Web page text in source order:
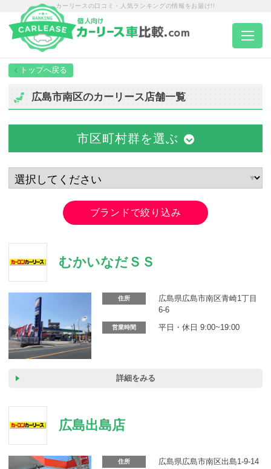
カーリースの口コミ・人気ランキングの情報をお届け!!
トップページ
エリア別ランキング
エリア別店舗一覧
カーリース体験談
お役立ち記事
広島市南区のカーリース店舗一覧
市区町村群を選ぶ
ブランドで絞り込み
むかいなだＳＳ
住所
広島県広島市南区青崎1丁目
6-6
営業時間 平日・休日 9:00~19:00
詳細をみる
広島出島店
住所 広島県広島市南区出島1-9-14